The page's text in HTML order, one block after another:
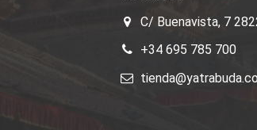
C/ Buenavista, 7
+34 695 785 700